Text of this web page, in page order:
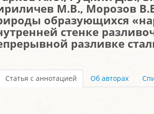
М.В., Морозов
образующихся
стенке
разливке
Статья с аннотацией Об авторах